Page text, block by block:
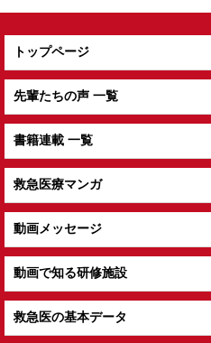
トップページ
先輩たちの声 一覧
書籍連載 一覧
救急医療マンガ
動画メッセージ
動画で知る研修施設
救急医の基本データ